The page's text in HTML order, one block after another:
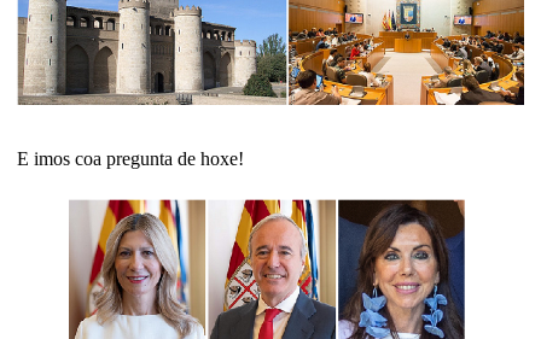
E imos coa pregunta de hoxe!